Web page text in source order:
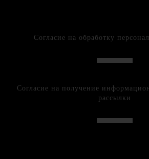
Согласие на обработку
Согласие на получение
рассылки